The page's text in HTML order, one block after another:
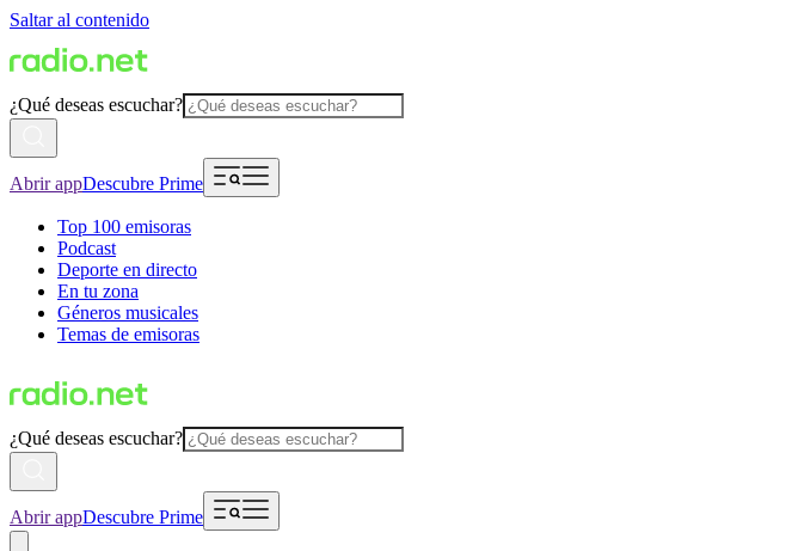
Saltar al contenido
¿Qué deseas escuchar?
Abrir appDescubre Prime
Top 100 emisoras
Podcast
Deporte en directo
En tu zona
Géneros musicales
Temas de emisoras
¿Qué deseas escuchar?
Abrir appDescubre Prime